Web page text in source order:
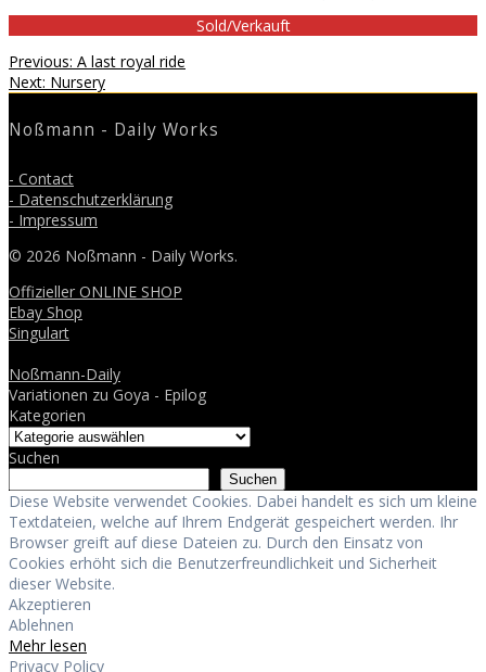
Sold/Verkauft
Beitragsnavigation
Previous: Previous
post:
A last royal ride
Next: Next
Nursery
Noßmann - Daily Works
- Contact
- Datenschutzerklärung
- Impressum
© 2026 Noßmann - Daily Works.
Offizieller ONLINE SHOP
Ebay Shop
Singulart
Noßmann-Daily
Variationen zu Goya - Epilog
Kategorien
Suchen
Suchen
Diese Website verwendet Cookies. Dabei handelt es sich um kleine
Textdateien, welche auf Ihrem Endgerät gespeichert werden. Ihr
Browser greift auf diese Dateien zu. Durch den Einsatz von
Cookies erhöht sich die Benutzerfreundlichkeit und Sicherheit
dieser Website.
Akzeptieren
Ablehnen
Mehr lesen
Privacy Policy